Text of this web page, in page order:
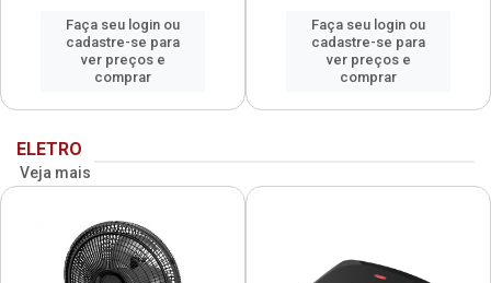
Faça seu login ou
cadastre-se para
ver preços e
comprar
Faça seu login ou
cadastre-se para
ver preços e
comprar
ELETRO
Veja mais